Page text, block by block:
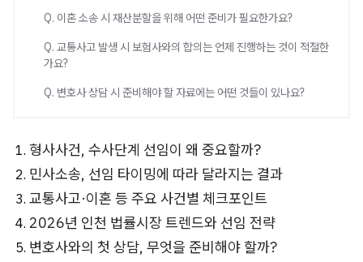
Q. 이혼 소송 시 재산분할을 위해 어떤 준비가 필요한가요?
Q. 교통사고 발생 시 보험사와의 합의는 언제 진행하는 것이 적절한
가요?
Q. 변호사 상담 시 준비해야 할 자료에는 어떤 것들이 있나요?
형사사건, 수사단계 선임이 왜 중요할까?
민사소송, 선임 타이밍에 따라 달라지는 결과
교통사고·이혼 등 주요 사건별 체크포인트
2026년 인천 법률시장 트렌드와 선임 전략
변호사와의 첫 상담, 무엇을 준비해야 할까?